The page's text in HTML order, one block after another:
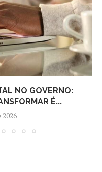
NO GOVERNO:
É...
2026